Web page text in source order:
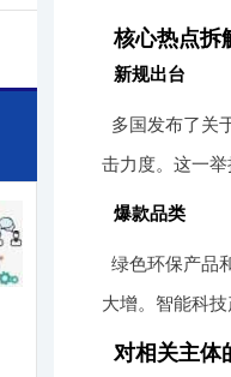
核心热点拆
新规出台
多国发布了关
击力度。这一
爆款品类
绿色环保产品
大增。智能科
对相关主体